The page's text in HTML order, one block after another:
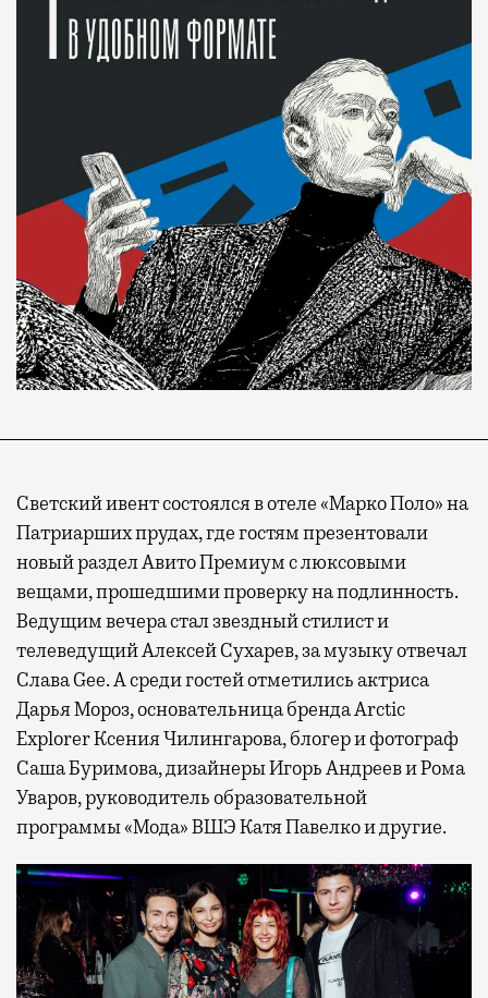
Светский ивент состоялся в отеле «Марко Поло» на
Патриарших прудах, где гостям презентовали
новый раздел Авито Премиум с люксовыми
вещами, прошедшими проверку на подлинность.
Ведущим вечера стал звездный стилист и
телеведущий Алексей Сухарев, за музыку отвечал
Слава Gee. А среди гостей отметились актриса
Дарья Мороз, основательница бренда Arctic
Explorer Ксения Чилингарова, блогер и фотограф
Саша Буримова, дизайнеры Игорь Андреев и Рома
Уваров, руководитель образовательной
программы «Мода» ВШЭ Катя Павелко и другие.